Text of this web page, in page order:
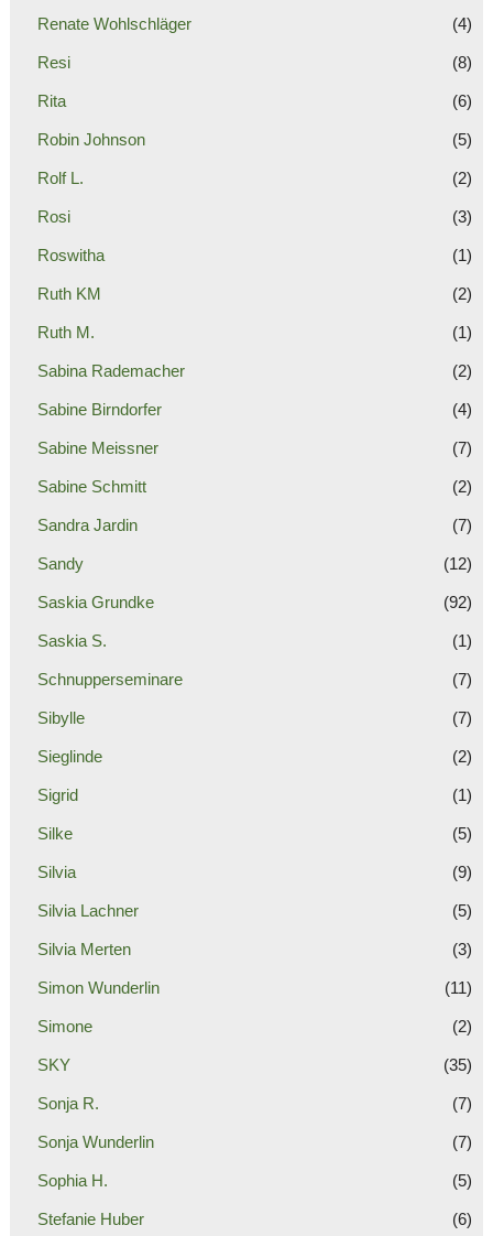
Renate Wohlschläger (4)
Resi (8)
Rita (6)
Robin Johnson (5)
Rolf L. (2)
Rosi (3)
Roswitha (1)
Ruth KM (2)
Ruth M. (1)
Sabina Rademacher (2)
Sabine Birndorfer (4)
Sabine Meissner (7)
Sabine Schmitt (2)
Sandra Jardin (7)
Sandy (12)
Saskia Grundke (92)
Saskia S. (1)
Schnupperseminare (7)
Sibylle (7)
Sieglinde (2)
Sigrid (1)
Silke (5)
Silvia (9)
Silvia Lachner (5)
Silvia Merten (3)
Simon Wunderlin (11)
Simone (2)
SKY (35)
Sonja R. (7)
Sonja Wunderlin (7)
Sophia H. (5)
Stefanie Huber (6)